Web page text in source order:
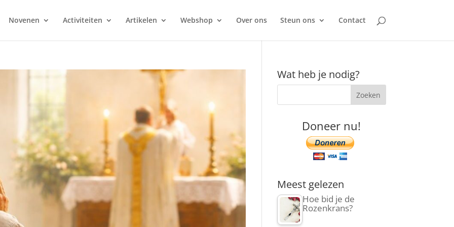
Novenen Activiteiten Artikelen Webshop Over ons Steun ons Contact
Wat heb je nodig?
Doneer nu!
Meest gelezen
Hoe bid je de
Rozenkrans?